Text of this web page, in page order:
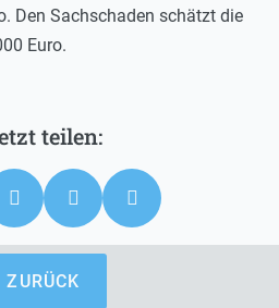
Den Sachschaden schätzt die
Euro.
ZURÜCK